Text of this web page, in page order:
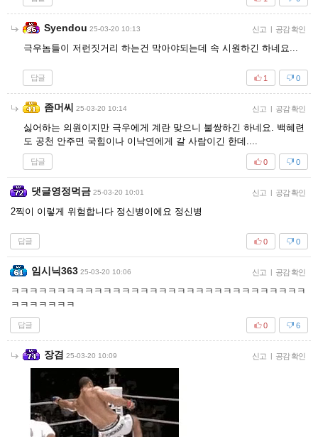
Syendou 25-03-20 10:13 신고 | 공감 확인
극우놈들이 저런짓거리 하는건 막아야되는데 속 시원하긴 하네요...
답글 0
1
좀머씨 25-03-20 10:14 신고 | 공감 확인
싫어하는 의원이지만 극우에게 계란 맞으니 불쌍하긴 하네요. 백혜련
도 공천 안주면 국힘이나 이낙연에게 갈 사람이긴 한데....
답글 0
0
댓글영정먹금 25-03-20 10:01 신고 | 공감 확인
2찍이 이렇게 위험합니다 정신병이에요 정신병
답글 0
0
임시닉363 25-03-20 10:06 신고 | 공감 확인
ㅋㅋㅋㅋㅋㅋㅋㅋㅋㅋㅋㅋㅋㅋㅋㅋㅋㅋㅋㅋㅋㅋㅋㅋㅋㅋㅋㅋㅋㅋㅋㅋ
ㅋㅋㅋㅋㅋㅋㅋ
답글 6
0
장겸 25-03-20 10:09 신고 | 공감 확인